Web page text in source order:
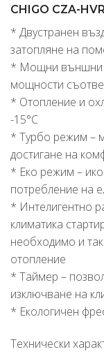
CHIGO CZA-
* Двустранен
затопляне на
* Мощни външни
мощности
* Отопление и
-15°С
* Турбо режим –
достигане на
* Еко режим –
потребление на
* Интелигентно
климатика
необходимо и
отопление
* Таймер –
изключване на
* Екологичен
Технически